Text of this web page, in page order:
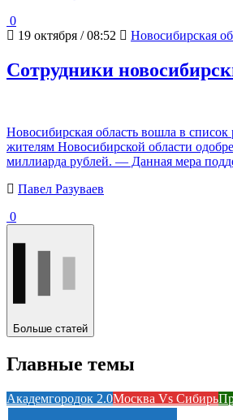
0
19 октября / 08:52
Новосибирская
Сотрудники
Новосибирская область вошла в
жителям Новосибирской области
миллиарда рублей. — Данная мера
Павел Разуваев
0
Больше статей
Главные темы
Академгородок 2.0Москва Vs Сибирь